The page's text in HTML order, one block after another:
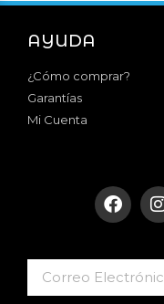
AYUDA
¿Cómo comprar?
Garantías
Mi Cuenta